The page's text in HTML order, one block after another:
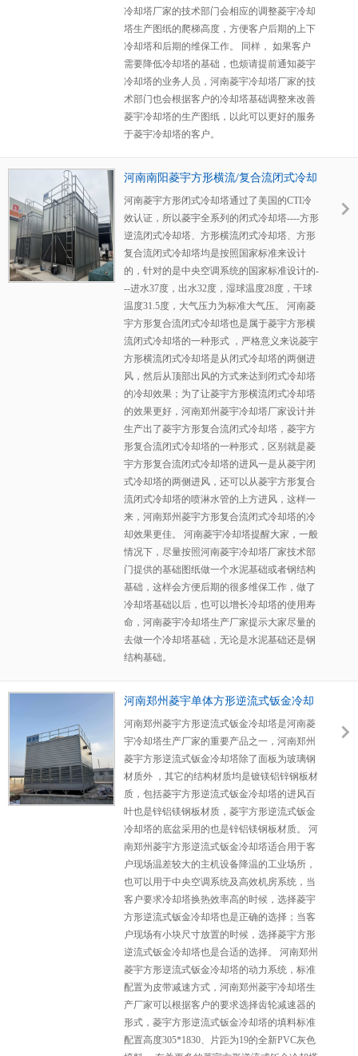
冷却塔厂家的技术部门会相应的调整菱宇冷却
塔生产图纸的爬梯高度，方便客户后期的上下
冷却塔和后期的维保工作。 同样， 如果客户
需要降低冷却塔的基础，也烦请提前通知菱宇
冷却塔的业务人员，河南菱宇冷却塔厂家的技
术部门也会根据客户的冷却塔基础调整来改善
菱宇冷却塔的生产图纸，以此可以更好的服务
于菱宇冷却塔的客户。
河南南阳菱宇方形横流/复合流闭式冷却
塔安装完成,等待客户调试
河南菱宇方形闭式冷却塔通过了美国的CTI冷
效认证，所以菱宇全系列的闭式冷却塔----方形
逆流闭式冷却塔、方形横流闭式冷却塔、方形
复合流闭式冷却塔均是按照国家标准来设计
的，针对的是中央空调系统的国家标准设计的-
--进水37度，出水32度，湿球温度28度，干球
温度31.5度，大气压力为标准大气压。 河南菱
宇方形复合流闭式冷却塔也是属于菱宇方形横
流闭式冷却塔的一种形式 ，严格意义来说菱宇
方形横流闭式冷却塔是从闭式冷却塔的两侧进
风，然后从顶部出风的方式来达到闭式冷却塔
的冷却效果；为了让菱宇方形横流闭式冷却塔
的效果更好，河南郑州菱宇冷却塔厂家设计并
生产出了菱宇方形复合流闭式冷却塔，菱宇方
形复合流闭式冷却塔的一种形式，区别就是菱
宇方形复合流闭式冷却塔的进风一是从菱宇闭
式冷却塔的两侧进风，还可以从菱宇方形复合
流闭式冷却塔的喷淋水管的上方进风，这样一
来，河南郑州菱宇方形复合流闭式冷却塔的冷
却效果更佳。 河南菱宇冷却塔提醒大家，一般
情况下，尽量按照河南菱宇冷却塔厂家技术部
门提供的基础图纸做一个水泥基础或者钢结构
基础，这样会方便后期的很多维保工作，做了
冷却塔基础以后，也可以增长冷却塔的使用寿
命，河南菱宇冷却塔生产厂家提示大家尽量的
去做一个冷却塔基础，无论是水泥基础还是钢
结构基础。
河南郑州菱宇单体方形逆流式钣金冷却
塔安装完成，调试成功
河南郑州菱宇方形逆流式钣金冷却塔是河南菱
宇冷却塔生产厂家的重要产品之一，河南郑州
菱宇方形逆流式钣金冷却塔除了面板为玻璃钢
材质外 ，其它的结构材质均是镀镁铝锌钢板材
质，包括菱宇方形逆流式钣金冷却塔的进风百
叶也是锌铝镁钢板材质，菱宇方形逆流式钣金
冷却塔的底盆采用的也是锌铝镁钢板材质。 河
南郑州菱宇方形逆流式钣金冷却塔适合用于客
户现场温差较大的主机设备降温的工业场所，
也可以用于中央空调系统及高效机房系统，当
客户要求冷却塔换热效率高的时候，选择菱宇
方形逆流式钣金冷却塔也是正确的选择；当客
户现场有小块尺寸放置的时候，选择菱宇方形
逆流式钣金冷却塔也是合适的选择。 河南郑州
菱宇方形逆流式钣金冷却塔的动力系统，标准
配置为皮带减速方式，河南郑州菱宇冷却塔生
产厂家可以根据客户的要求选择齿轮减速器的
形式，菱宇方形逆流式钣金冷却塔的填料标准
配置高度305*1830、片距为19的全新PVC灰色